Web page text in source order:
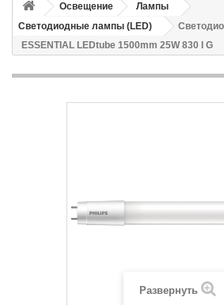
Освещение
Лампы
Светодиодные лампы (LED)
ESSENTIAL LEDtube 1500mm 25W 830 I G
Развернуть